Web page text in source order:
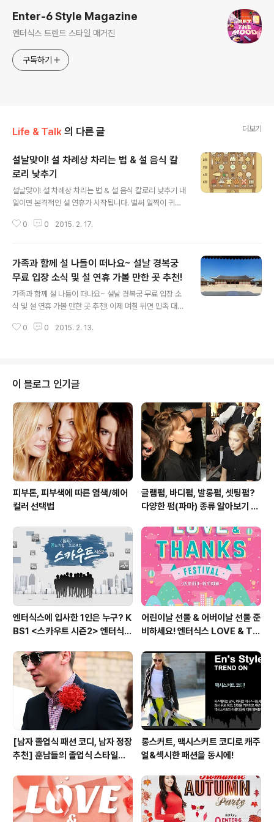
Enter-6 Style Magazine
엔터식스 트렌드 스타일 매거진
구독하기
Life & Talk 의 다른 글 더보기
설날맞이! 설 차례상 차리는 법 & 설 음식 칼
로리 낮추기
설날맞이! 설 차례상 차리는 법 & 설 음식 칼로리 낮추기 내
일이면 본격적인 설 연휴가 시작됩니다. 벌써 일찍이 귀성
들뜬 마음을 감출 순 없지만, 황금연휴이기에 앞서 모레가
을 알려 드릴까 하는데요. 매년 차리는 차례상임에도 불구
하고 은근 이를 헷갈려 하는 분들이 꽤 많이 계시더라구요
~ 그리고 더불어 설 음식 칼로리 정보에 대해서도 알려 드
리겠습니다. 설 차례상 차리기! 차례상을 차릴 때에는 기본
원칙 몇 가지만 기억해 두고 있으면 되는데요. 먼저 차례상
은 신위를 기준으로 동·서를 나누며 5열을 차리는 것이 기
0 0 2015. 2. 17.
가족과 함께 설 나들이 떠나요~ 설날 경복궁
무료 입장 소식 및 설 연휴 가볼 만한 곳 추천!
가족과 함께 설 나들이 떠나요~ 설날 경복궁 무료 입장 소
식 및 설 연휴 가볼 만한 곳 추천! 이제 며칠 뒤면 민족 대명
꼽아 기다리고 계실 텐데요. 특히 이번 설 연휴는 수요일부
이 장소들을 참고하시어, 가족과 함께 즐거운 설 연휴 보내
시길 바랍니다. 설 당일 무료입장, 즐거운 고궁 & 왕릉 나들
이~ (이미지 출처 : 문화재청 홈페이지(http://www.cha.
go.kr)) 차례를 지낸 후 온 가족이 함께 아름다운 고궁 나
들이를 즐겨보세요~ 경복궁, 창경궁, 창덕궁(후원 제외)..
0 0 2015. 2. 13.
이 블로그 인기글
피부톤, 피부색에 따른 염색/헤어
컬러 선택법
글램펌, 바디펌, 발롱펌, 셋팅펌?
다양한 펌(파마) 종류 알아보기 여
엔터식스에 입사한 1인은 누구? K
BS1 <스카우트 시즌2> 엔터식스
어린이날 선물 & 어버이날 선물 준
비하세요! 엔터식스 LOVE & TH
~ 05.10]
[남자 졸업식 패션 코디, 남자 정장
추천] 훈남들의 졸업식 스타일링
롱스커트, 맥시스커트 코디로 캐주
얼&섹시한 패션을 동시에!